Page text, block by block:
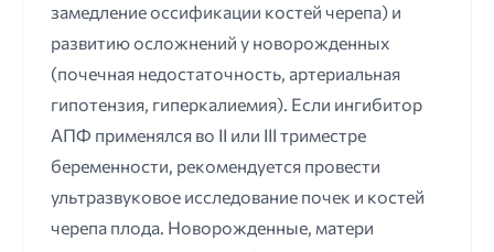
замедление оссификации костей черепа) и
развитию осложнений у новорожденных
(почечная недостаточность, артериальная
гипотензия, гиперкалиемия). Если ингибитор
АПФ применялся во II или III триместре
беременности, рекомендуется провести
ультразвуковое исследование почек и костей
черепа плода. Новорожденные, матери